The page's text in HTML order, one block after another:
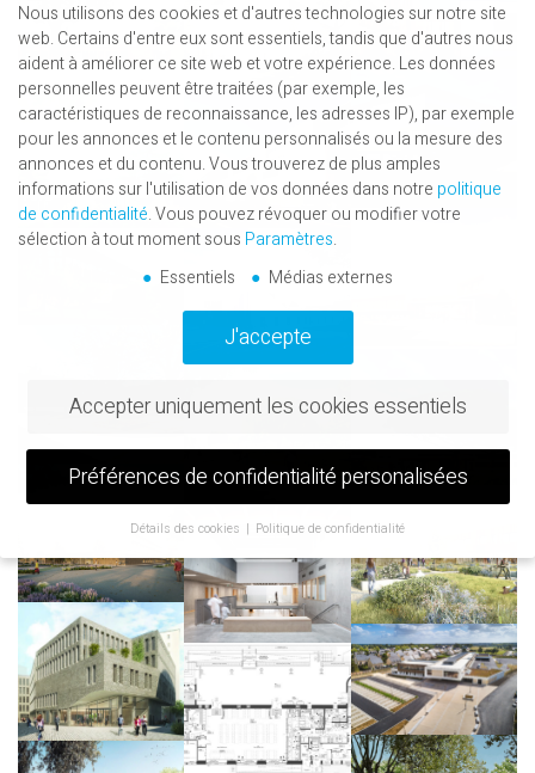
Nous utilisons des cookies et d'autres technologies sur notre site
web. Certains d'entre eux sont essentiels, tandis que d'autres nous
aident à améliorer ce site web et votre expérience. Les données
personnelles peuvent être traitées (par exemple, les
caractéristiques de reconnaissance, les adresses IP), par exemple
pour les annonces et le contenu personnalisés ou la mesure des
annonces et du contenu.Vous trouverez de plus amples
informations sur l'utilisation de vos données dans notre politique
de confidentialité.Vous pouvez révoquer ou modifier votre
sélection à tout moment sous Paramètres.
Essentiels
Médias externes
J'accepte
Accepter uniquement les cookies essentiels
Préférences de confidentialité personalisées
Détails des cookies Politique de confidentialité
Préférence de confidentialité
Si vous avez moins de 16 ans et que vous souhaitez donner votre
consentement à des services facultatifs, vous devez demander
l'autorisation à vos tuteurs légaux.
Nous utilisons des cookies et d'autres technologies sur notre site
web. Certains d'entre eux sont essentiels, tandis que d'autres nous
aident à améliorer ce site web et votre expérience.Les données
personnelles peuvent être traitées (par exemple, les